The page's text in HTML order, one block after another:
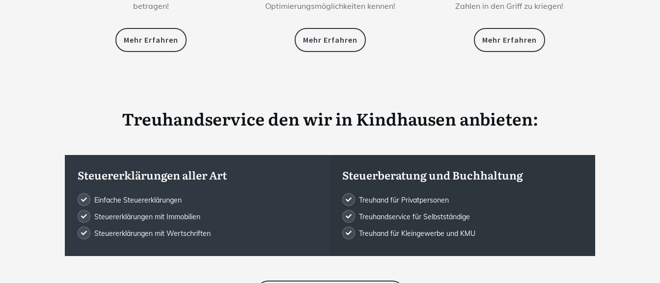
betragen!
Mehr Erfahren
Optimierungsmöglichkeiten kennen!
Mehr Erfahren
Zahlen in den Griff zu kriegen!
Mehr Erfahren
Treuhandservice den wir inKindhausen anbieten:
Steuererklärungen aller Art
Einfache Steuererklärungen
Steuererklärungen mit Immobilien
Steuererklärungen mit Wertschriften
Steuerberatung und Buchhaltung
Treuhand für Privatpersonen
Treuhandservice für Selbstständige
Treuhand für Kleingewerbe und KMU